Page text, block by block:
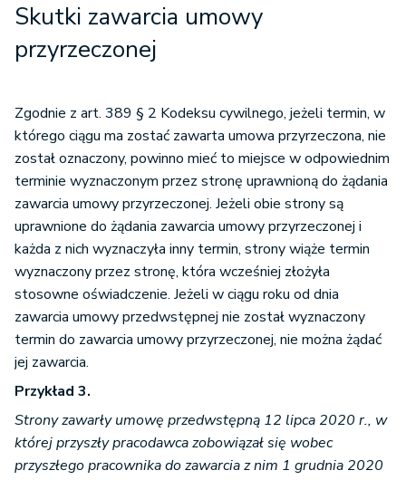
Skutki zawarcia umowy
przyrzeczonej
Zgodnie z art. 389 § 2 Kodeksu cywilnego, jeżeli termin, w
którego ciągu ma zostać zawarta umowa przyrzeczona, nie
został oznaczony, powinno mieć to miejsce w odpowiednim
terminie wyznaczonym przez stronę uprawnioną do żądania
zawarcia umowy przyrzeczonej. Jeżeli obie strony są
uprawnione do żądania zawarcia umowy przyrzeczonej i
każda z nich wyznaczyła inny termin, strony wiąże termin
wyznaczony przez stronę, która wcześniej złożyła
stosowne oświadczenie. Jeżeli w ciągu roku od dnia
zawarcia umowy przedwstępnej nie został wyznaczony
termin do zawarcia umowy przyrzeczonej, nie można żądać
jej zawarcia.
Przykład 3.
Strony zawarły umowę przedwstępną 12 lipca 2020 r., w
której przyszły pracodawca zobowiązał się wobec
przyszłego pracownika do zawarcia z nim 1 grudnia 2020